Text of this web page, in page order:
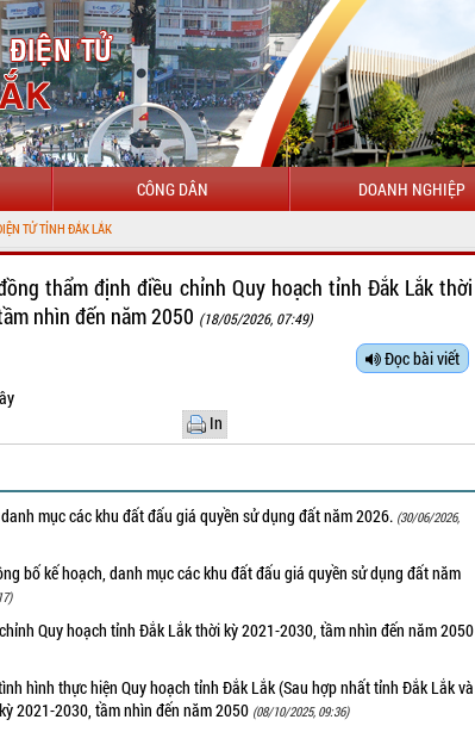
CÔNG DÂN DOANH NGHIỆP
ĐẮK LẮK
thẩm định điều chỉnh Quy hoạch tỉnh Đắk Lắk thời
nhìn đến năm 2050 (18/05/2026, 07:49)
Đọc bài viết
In
mục các khu đất đấu giá quyền sử dụng đất năm 2026. (30/06/2026,
bố kế hoạch, danh mục các khu đất đấu giá quyền sử dụng đất năm
Quy hoạch tỉnh Đắk Lắk thời kỳ 2021-2030, tầm nhìn đến năm 2050
hình thực hiện Quy hoạch tỉnh Đắk Lắk (Sau hợp nhất tỉnh Đắk Lắk và
2021-2030, tầm nhìn đến năm 2050 (08/10/2025, 09:36)